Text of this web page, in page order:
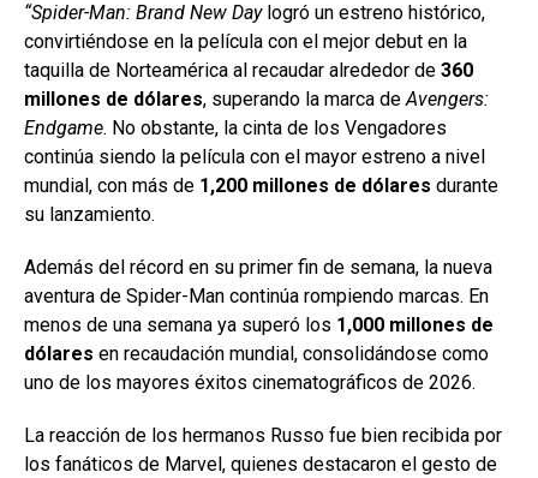
“Spider-Man: Brand New Daylogró un estreno histórico,
convirtiéndose en la película con el mejor debut en la
taquilla de Norteamérica al recaudar alrededor de 360
millones de dólares, superando la marca deAvengers:
Endgame. No obstante, la cinta de los Vengadores
continúa siendo la película con el mayor estreno a nivel
mundial, con más de 1,200 millones de dólares durante
su lanzamiento.
Además del récord en su primer fin de semana, la nueva
aventura de Spider-Man continúa rompiendo marcas. En
menos de una semana ya superó los 1,000 millones de
dólares en recaudación mundial, consolidándose como
uno de los mayores éxitos cinematográficos de 2026.
La reacción de los hermanos Russo fue bien recibida por
los fanáticos de Marvel, quienes destacaron el gesto de